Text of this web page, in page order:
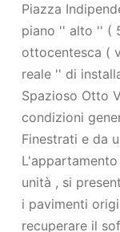
Piazza
piano '' alto '' (
ottocentesca (
reale '' di
Spazioso Otto
condizioni
Finestrati e da
unità , si
i pavimenti
recuperare il